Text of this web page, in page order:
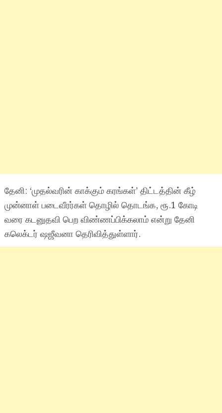
தேனி: ‘முதல்வரின் காக்கும் கரங்கள்’ திட்டத்தின் கீழ்
முன்னாள் படைவீரர்கள் தொழில் தொடங்க, ரூ.1 கோடி
வரை கடனுதவி பெற விண்ணப்பிக்கலாம் என்று தேனி
கலெக்டர் ஷஜீவனா தெரிவித்துள்ளார்.